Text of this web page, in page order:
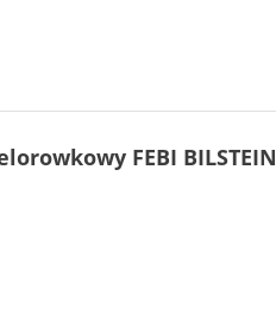
FEBI BILSTEIN